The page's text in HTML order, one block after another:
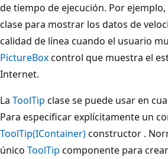
de tiempo de ejecución. Por
clase para mostrar los datos de
calidad de línea cuando el usuario
PictureBoxcontrol que muestra el
Internet.
La ToolTip clase se puede usar en
Para especificar explícitamente un
ToolTip(IContainer)constructor .
único ToolTip componente para